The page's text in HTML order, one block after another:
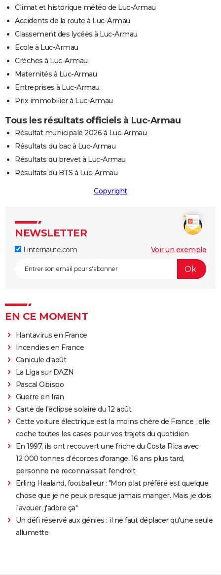
Climat et historique météo de Luc-Armau
Accidents de la route à Luc-Armau
Classement des lycées à Luc-Armau
Ecole à Luc-Armau
Crèches à Luc-Armau
Maternités à Luc-Armau
Entreprises à Luc-Armau
Prix immobilier à Luc-Armau
Tous les résultats officiels à Luc-Armau
Résultat municipale 2026 à Luc-Armau
Résultats du bac à Luc-Armau
Résultats du brevet à Luc-Armau
Résultats du BTS à Luc-Armau
Copyright
NEWSLETTER
Linternaute.com Voir un exemple
EN CE MOMENT
Hantavirus en France
Incendies en France
Canicule d'août
La Liga sur DAZN
Pascal Obispo
Guerre en Iran
Carte de l'éclipse solaire du 12 août
Cette voiture électrique est la moins chère de France : elle
coche toutes les cases pour vos trajets du quotidien
En 1997, ils ont recouvert une friche du Costa Rica avec
12 000 tonnes d'écorces d'orange. 16 ans plus tard,
personne ne reconnaissait l'endroit
Erling Haaland, footballeur : "Mon plat préféré est quelque
chose que je ne peux presque jamais manger. Mais je dois
l'avouer, j'adore ça"
Un défi réservé aux génies : il ne faut déplacer qu'une seule
allumette